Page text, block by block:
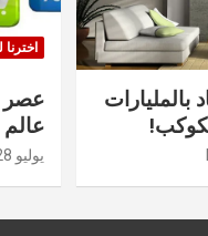
بالمليارات
اخترنا
عصر
يوليو 28, 2024